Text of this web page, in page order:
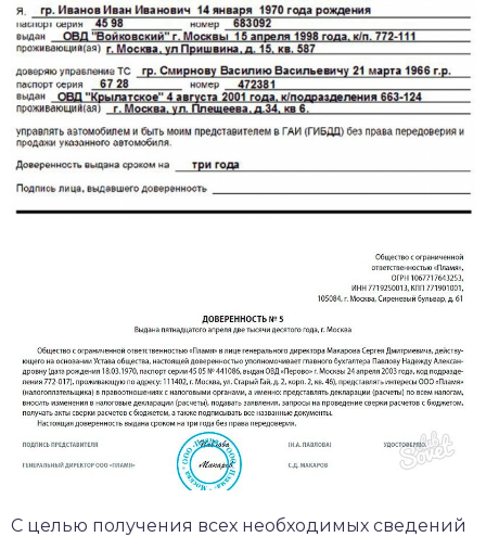
С целью получения всех необходимых сведений